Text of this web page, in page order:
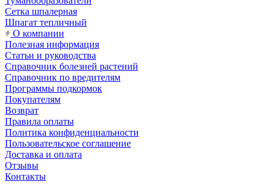
Сетка шпалерная
Шпагат тепличный
О компании
Полезная информация
Статьи и руководства
Справочник болезней растений
Справочник по вредителям
Программы подкормок
Покупателям
Возврат
Правила оплаты
Политика конфиденциальности
Пользовательское соглашение
Доставка и оплата
Отзывы
Контакты